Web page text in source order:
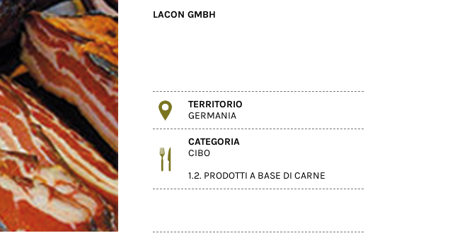
LACON GMBH
TERRITORIO
GERMANIA
CATEGORIA
CIBO
1.2. PRODOTTI A BASE DI CARNE